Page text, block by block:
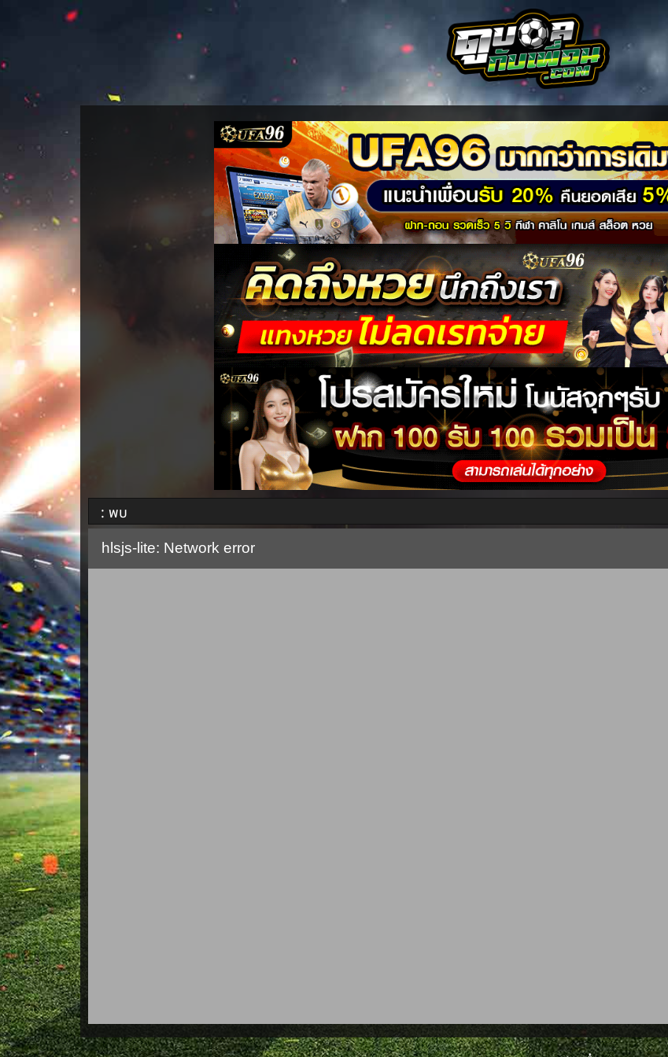
: พบ
hlsjs-lite: Network error